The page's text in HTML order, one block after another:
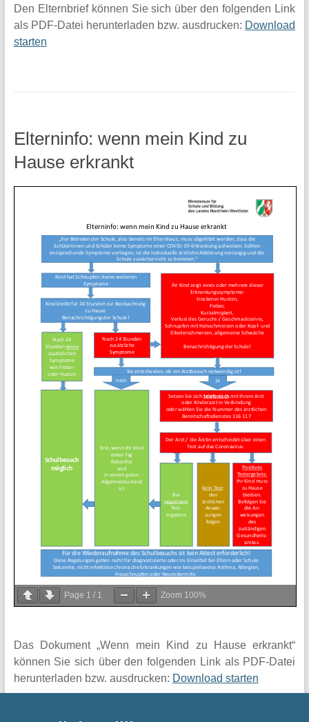
Den Elternbrief können Sie sich über den folgenden Link
als PDF-Datei herunterladen bzw. ausdrucken: Download
starten
Elterninfo: wenn mein Kind zu
Hause erkrankt
Page 1 / 1 Zoom 100%
Das Dokument „Wenn mein Kind zu Hause erkrankt“
können Sie sich über den folgenden Link als PDF-Datei
herunterladen bzw. ausdrucken: Download starten